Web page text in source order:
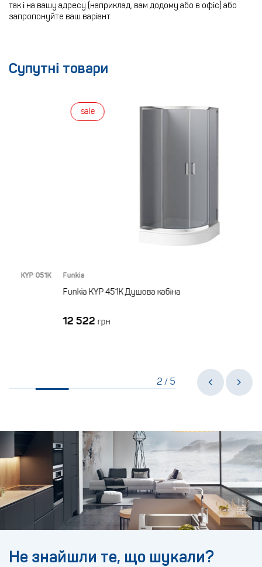
так і на вашу адресу (наприклад, вам додому або в офіс) або
запропонуйте ваш варіант.
Супутні товари
Funkia
Funkia KYP 451K Душова кабіна
12 522грн
2 / 5
Не знайшли те, що шукали?